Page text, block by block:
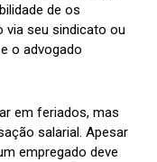
de os
via seu sindicato ou
o advogado
em feriados, mas
salarial. Apesar
empregado deve